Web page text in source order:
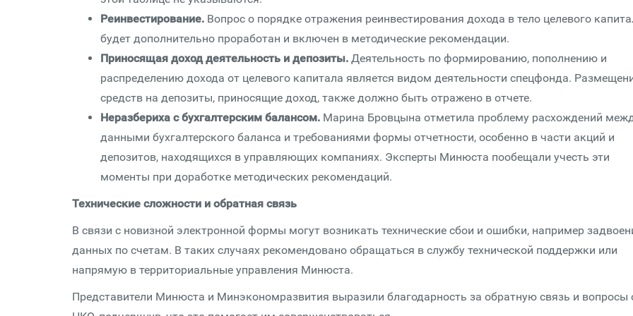
Реинвестирование. Вопрос о порядке отражения реинвестирования дохода в тело целевого
будет дополнительно проработан и включен в методические рекомендации.
Приносящая доход деятельность и депозиты. Деятельность по формированию, пополнению и
распределению дохода от целевого капитала является видом деятельности спецфонда.
средств на депозиты, приносящие доход, также должно быть отражено в отчете.
Неразбериха с бухгалтерским балансом. Марина Бровцына отметила проблему расхождений
данными бухгалтерского баланса и требованиями формы отчетности, особенно в части акций и
депозитов, находящихся в управляющих компаниях. Эксперты Минюста пообещали учесть эти
моменты при доработке методических рекомендаций.
Технические сложности и обратная связь
В связи с новизной электронной формы могут возникать технические сбои и ошибки, например
данных по счетам. В таких случаях рекомендовано обращаться в службу технической поддержки или
напрямую в территориальные управления Минюста.
Представители Минюста и Минэкономразвития выразили благодарность за обратную связь и вопросы